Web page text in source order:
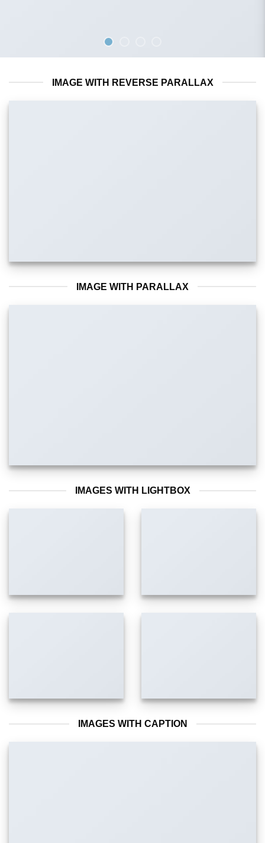
IMAGE WITH REVERSE PARALLAX
IMAGE WITH PARALLAX
IMAGES WITH LIGHTBOX
IMAGES WITH CAPTION